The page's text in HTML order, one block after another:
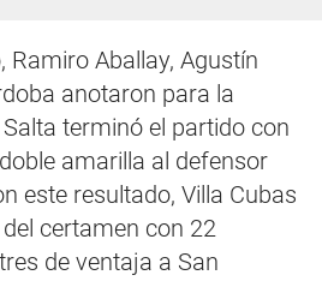
Ramiro Aballay, Agustín
anotaron para la
terminó el partido con
amarilla al defensor
este resultado, Villa Cubas
certamen con 22
de ventaja a San